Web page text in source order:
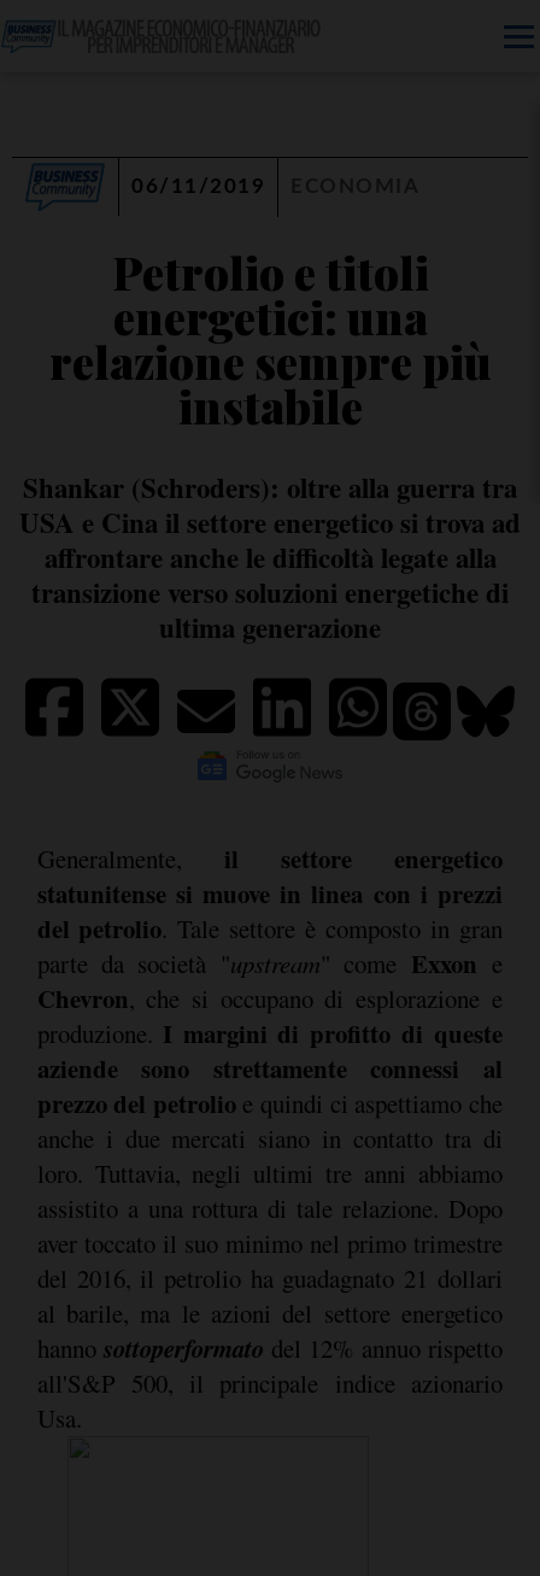
06/11/2019
Petrolio e titoli
energetici: una
relazione sempre più
instabile
Shankar (Schroders): oltre alla guerra tra
USA e Cina il settore energetico si trova ad
affrontare anche le difficoltà legate alla
transizione verso soluzioni energetiche di
ultima generazione
Generalmente, il settore energetico
statunitense si muove in linea con i prezzi
del petrolio. Tale settore è composto in gran
parte da società "upstream" come Exxon e
Chevron, che si occupano di esplorazione e
produzione. I margini di profitto di queste
aziende sono strettamente connessi al
prezzo del petrolioe quindi ci aspettiamo che
anche i due mercati siano in contatto tra di
loro. Tuttavia, negli ultimi tre anni abbiamo
assistito a una rottura di tale relazione. Dopo
aver toccato il suo minimo nel primo trimestre
del 2016, il petrolio ha guadagnato 21 dollari
al barile, ma le azioni del settore energetico
hannosottoperformato del 12% annuo rispetto
all'S&P 500, il principale indice azionario
Usa.